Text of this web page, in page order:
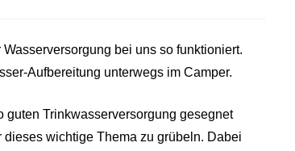
bei uns so funktioniert.
Aufbereitung unterwegs im Camper.
Trinkwasserversorgung gesegnet
wichtige Thema zu grübeln. Dabei